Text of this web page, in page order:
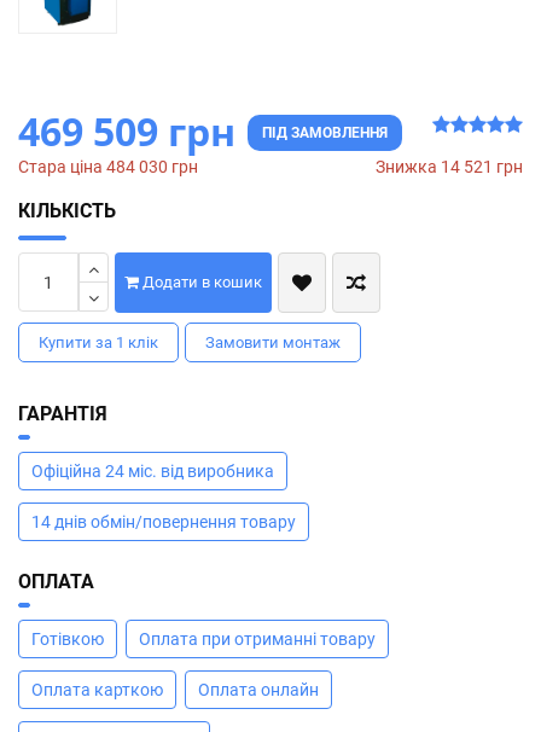
469 509 грн ПІД ЗАМОВЛЕННЯ
Стара ціна 484 030 грн Знижка 14 521 грн
КІЛЬКІСТЬ
Додати в кошик
Купити за 1 клiк Замовити монтаж
ГАРАНТІЯ
Офіційна 24 міс. від виробника
14 днів обмін/повернення товару
ОПЛАТА
Готівкою Оплата при отриманні товару
Оплата карткою Оплата онлайн